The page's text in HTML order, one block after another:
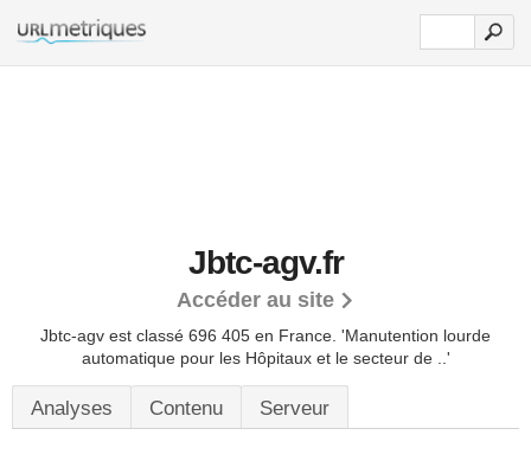
Jbtc-agv.fr
Accéder au site
Jbtc-agv est classé 696 405 en France. 'Manutention lourde
automatique pour les Hôpitaux et le secteur de ..'
Analyses Contenu Serveur